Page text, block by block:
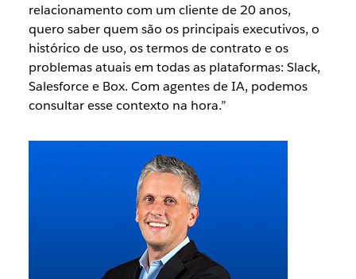
relacionamento com um cliente de 20 anos,
quero saber quem são os principais executivos, o
histórico de uso, os termos de contrato e os
problemas atuais em todas as plataformas: Slack,
Salesforce e Box. Com agentes de IA, podemos
consultar esse contexto na hora.”